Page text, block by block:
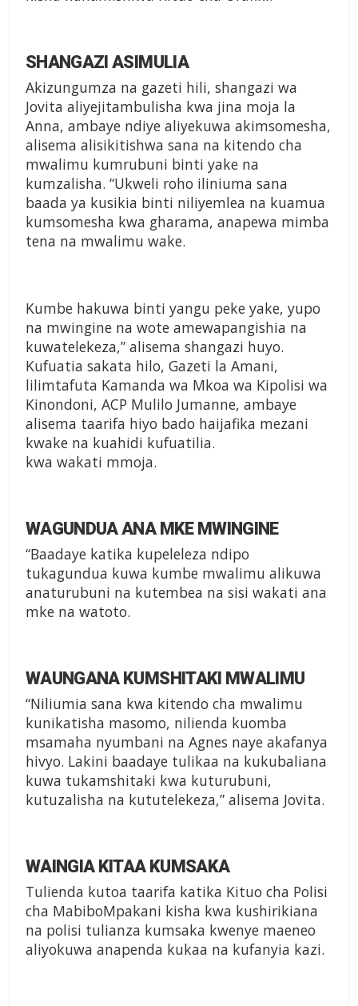
SHANGAZI ASIMULIA
Akizungumza na gazeti hili, shangazi wa
Jovita aliyejitambulisha kwa jina moja la
Anna, ambaye ndiye aliyekuwa akimsomesha,
alisema alisikitishwa sana na kitendo cha
mwalimu kumrubuni binti yake na
kumzalisha. “Ukweli roho iliniuma sana
baada ya kusikia binti niliyemlea na kuamua
kumsomesha kwa gharama, anapewa mimba
tena na mwalimu wake.
Kumbe hakuwa binti yangu peke yake, yupo
na mwingine na wote amewapangishia na
kuwatelekeza,” alisema shangazi huyo.
Kufuatia sakata hilo, Gazeti la Amani,
lilimtafuta Kamanda wa Mkoa wa Kipolisi wa
Kinondoni, ACP Mulilo Jumanne, ambaye
alisema taarifa hiyo bado haijafika mezani
kwake na kuahidi kufuatilia.
kwa wakati mmoja.
WAGUNDUA ANA MKE MWINGINE
“Baadaye katika kupeleleza ndipo
tukagundua kuwa kumbe mwalimu alikuwa
anaturubuni na kutembea na sisi wakati ana
mke na watoto.
WAUNGANA KUMSHITAKI MWALIMU
“Niliumia sana kwa kitendo cha mwalimu
kunikatisha masomo, nilienda kuomba
msamaha nyumbani na Agnes naye akafanya
hivyo. Lakini baadaye tulikaa na kukubaliana
kuwa tukamshitaki kwa kuturubuni,
kutuzalisha na kututelekeza,” alisema Jovita.
WAINGIA KITAA KUMSAKA
Tulienda kutoa taarifa katika Kituo cha Polisi
cha MabiboMpakani kisha kwa kushirikiana
na polisi tulianza kumsaka kwenye maeneo
aliyokuwa anapenda kukaa na kufanyia kazi.